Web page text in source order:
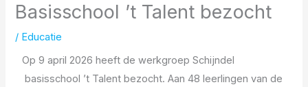
Basisschool ’t Talent bezocht
/ Educatie
Op 9 april 2026 heeft de werkgroep Schijndel
basisschool ’t Talent bezocht. Aan 48 leerlingen van de